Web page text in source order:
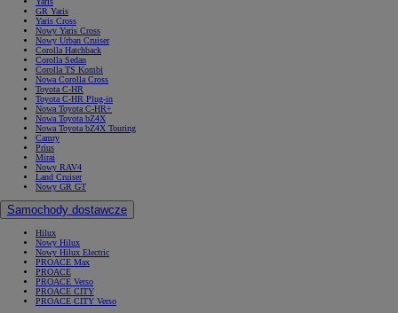
GR Yaris
Yaris Cross
Nowy Yaris Cross
Nowy Urban Cruiser
Corolla Hatchback
Corolla Sedan
Corolla TS Kombi
Nowa Corolla Cross
Toyota C-HR
Toyota C-HR Plug-in
Nowa Toyota C-HR+
Nowa Toyota bZ4X
Nowa Toyota bZ4X Touring
Camry
Prius
Mirai
Nowy RAV4
Land Cruiser
Nowy GR GT
Samochody dostawcze
Hilux
Nowy Hilux
Nowy Hilux Electric
PROACE Max
PROACE
PROACE Verso
PROACE CITY
PROACE CITY Verso